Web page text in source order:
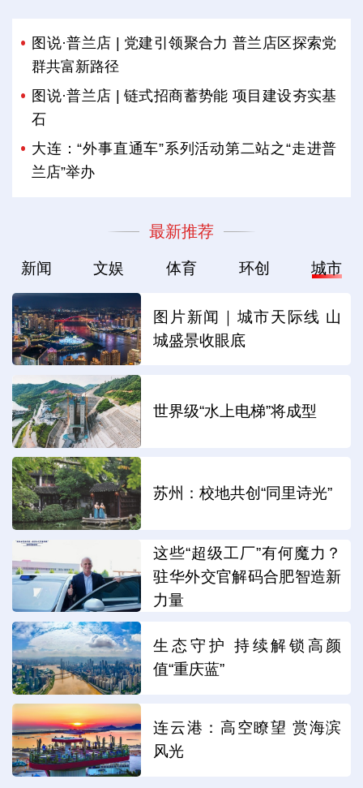
图说·普兰店 | 党建引领聚合力 普兰店区探索党
群共富新路径
图说·普兰店 | 链式招商蓄势能 项目建设夯实基
石
大连：“外事直通车”系列活动第二站之“走进普
兰店”举办
最新推荐
新闻 文娱 体育 环创 城市
图片新闻｜城市天际线 山
城盛景收眼底
世界级“水上电梯”将成型
苏州：校地共创“同里诗光”
这些“超级工厂”有何魔力？
驻华外交官解码合肥智造新
力量
生态守护 持续解锁高颜
值“重庆蓝”
连云港：高空瞭望 赏海滨
风光